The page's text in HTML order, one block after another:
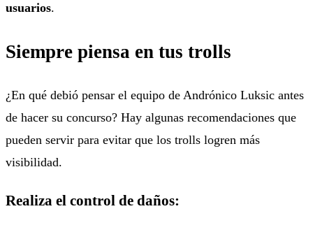
usuarios.
Siempre piensa en tus trolls
¿En qué debió pensar el equipo de Andrónico Luksic antes
de hacer su concurso? Hay algunas recomendaciones que
pueden servir para evitar que los trolls logren más
visibilidad.
Realiza el control de daños: